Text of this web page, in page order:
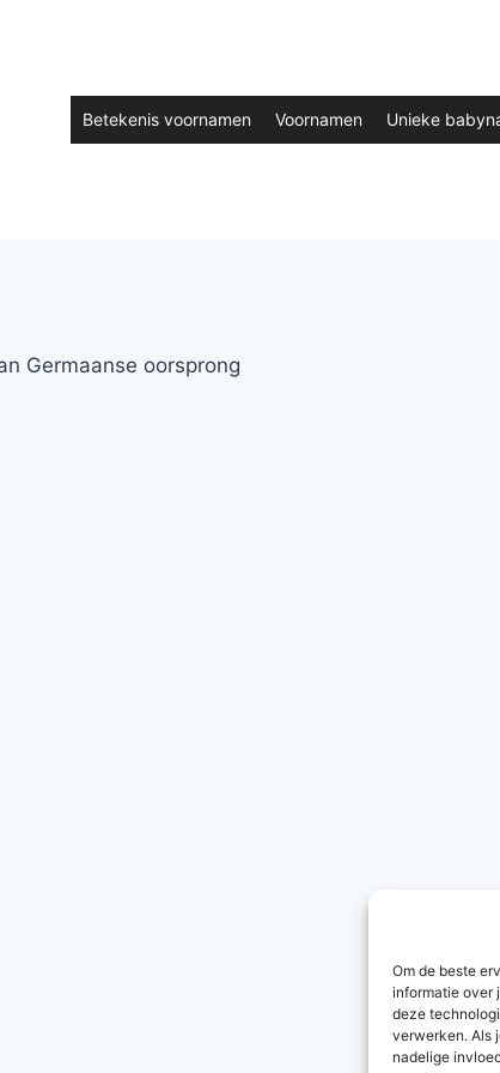
Om de beste
informatie over
deze
verwerken. Als
nadelige
Betekenis voornamen Voornamen Unieke
Germaanse oorsprong